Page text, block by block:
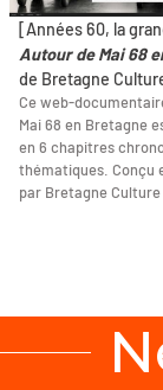
[Années 60, la
Autour de Mai 68
de Bretagne
Ce web-
Mai 68 en Bretagne
en 6 chapitres
thématiques. Conçu
par Bretagne Culture